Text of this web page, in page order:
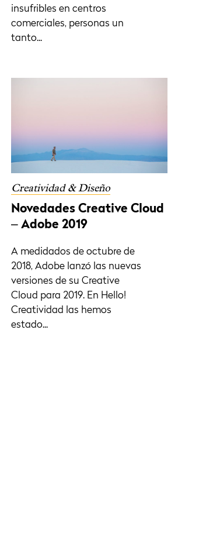
insufribles en centros
comerciales, personas un
tanto...
Creatividad & Diseño
Novedades Creative Cloud
– Adobe 2019
A medidados de octubre de
2018, Adobe lanzó las nuevas
versiones de su Creative
Cloud para 2019. En Hello!
Creatividad las hemos
estado...